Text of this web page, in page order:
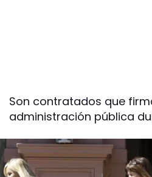
Son contratados que
administración pública